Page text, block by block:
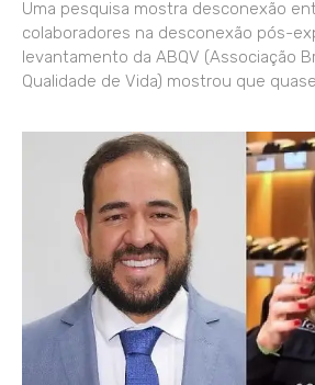
Uma pesquisa mostra desconexão
colaboradores na desconexão pós-
levantamento da ABQV (Associação
Qualidade de Vida) mostrou que